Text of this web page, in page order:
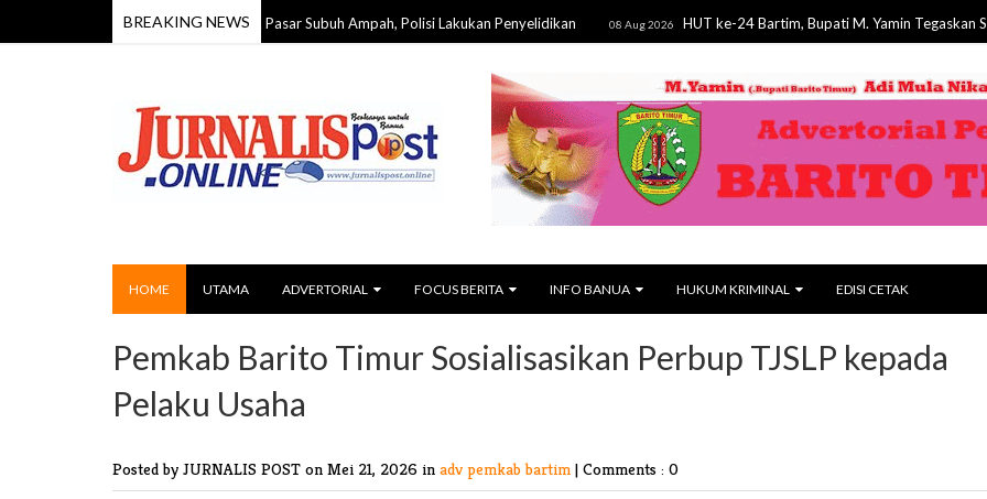
BREAKING NEWS
Meninggal di Komplek Pasar Subuh Ampah, Polisi Lakukan Penyelidikan 08 Aug 2026 HUT ke-24 Bartim, Bupati M. Yamin Tegaskan Sinergi
HOME UTAMA ADVERTORIAL FOCUS BERITA INFO BANUA HUKUM KRIMINAL EDISI CETAK
Pemkab Barito Timur Sosialisasikan Perbup TJSLP kepada
Pelaku Usaha
Posted by JURNALIS POST on Mei 21, 2026 in adv pemkab bartim | Comments : 0